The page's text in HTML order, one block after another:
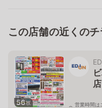
この店舗の近くのチ
56枚
店
営業時間は